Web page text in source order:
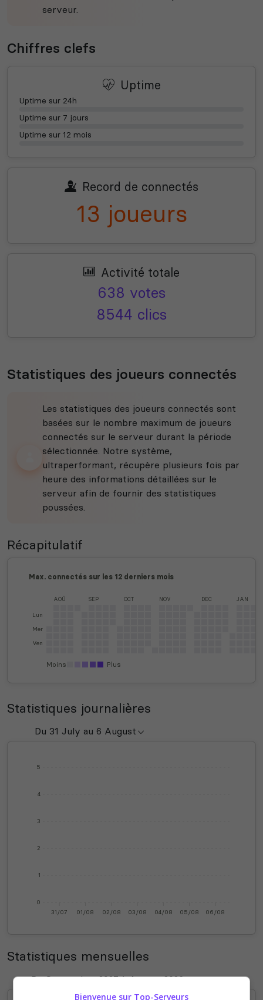
serveur.
Chiffres clefs
Uptime
Uptime sur 24h
Uptime sur 7 jours
Uptime sur 12 mois
Record de connectés
13 joueurs
Activité totale
638 votes
8544 clics
Statistiques des joueurs connectés
Les statistiques des joueurs connectés sont
basées sur le nombre maximum de joueurs
connectés sur le serveur durant la période
sélectionnée. Notre système,
ultraperformant, récupère plusieurs fois par
heure des informations détaillées sur le
serveur afin de fournir des statistiques
poussées.
Récapitulatif
Max. connectés sur les 12 derniers mois
Lun
Mer
Ven
AOÛ SEP OCT NOV DEC JAN
Moins Plus
Statistiques journalières
0
1
2
3
4
5
31/07 01/08 02/08 03/08 04/08 05/08 06/08
Statistiques mensuelles
Bienvenue sur Top-Serveurs